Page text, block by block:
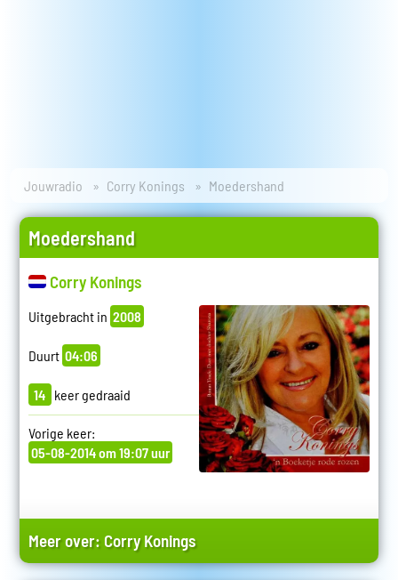
Jouwradio Corry Konings Moedershand
Moedershand
Corry Konings
Uitgebracht in 2008
Duurt 04:06
14 keer gedraaid
Vorige keer:
05-08-2014 om 19:07 uur
Meer over: Corry Konings